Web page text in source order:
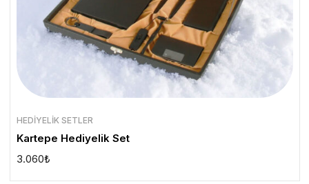
HEDIYELIK SETLER
Kartepe Hediyelik Set
3.060₺